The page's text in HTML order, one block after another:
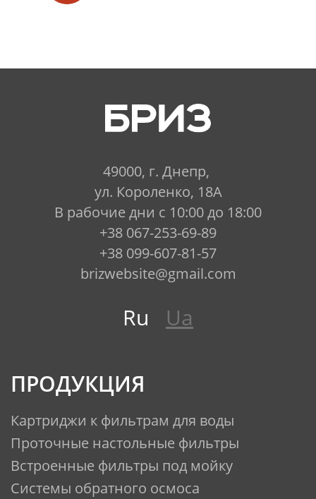
49000, г. Днепр,
ул. Короленко, 18А
В рабочие дни с 10:00 до 18:00
+38 067-253-69-89
+38 099-607-81-57
brizwebsite@gmail.com
Ru Ua
ПРОДУКЦИЯ
Картриджи к фильтрам для воды
Проточные настольные фильтры
Встроенные фильтры под мойку
Системы обратного осмоса